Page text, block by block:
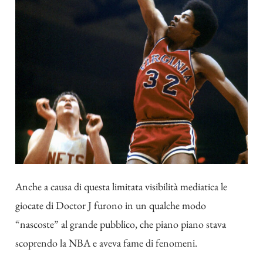
Anche a causa di questa limitata visibilità mediatica le
giocate di Doctor J furono in un qualche modo
“nascoste” al grande pubblico, che piano piano stava
scoprendo la NBA e aveva fame di fenomeni.